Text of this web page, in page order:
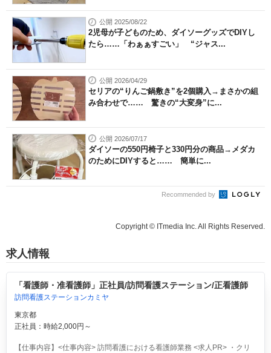
公開 2025/08/22
2児母が子どものため、ダイソーグッズでDIYし
たら……「わぁぁすごい」 “ジャス...
公開 2026/04/29
セリアの“りんご鍋敷き”を2個購入→まさかの組
み合わせで…… 驚きの“大変身”に...
公開 2026/07/17
ダイソーの550円椅子と330円分の商品→メダカ
のためにDIYすると…… 簡単に...
Recommended by
Copyright © ITmedia Inc. All Rights Reserved.
求人情報
「看護師・准看護師」正社員/訪問看護ステーション/正看護師
訪問看護ステーションカミヤ
東京都
正社員：時給2,000円～
【仕事内容】<仕事内容> 訪問看護における看護師業務 <求人PR> ・クリ